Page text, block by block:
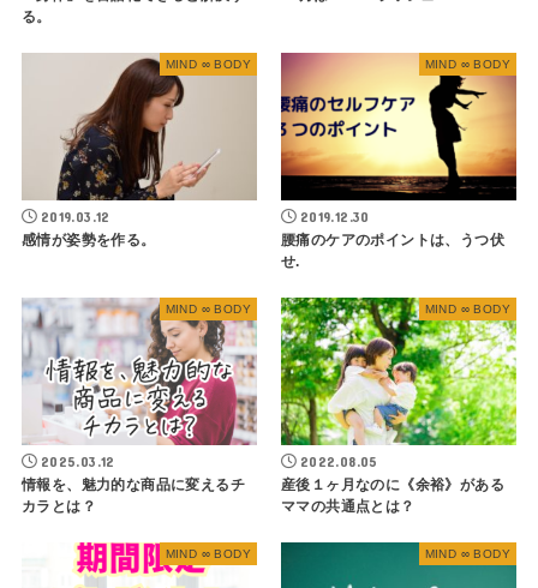
る。
MIND ∞ BODY
2019.03.12
感情が姿勢を作る。
MIND ∞ BODY
2019.12.30
腰痛のケアのポイントは、うつ伏
せ.
MIND ∞ BODY
2025.03.12
情報を、魅力的な商品に変えるチ
カラとは？
MIND ∞ BODY
2022.08.05
産後１ヶ月なのに《余裕》がある
ママの共通点とは？
MIND ∞ BODY MIND ∞ BODY